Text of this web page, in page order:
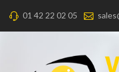
01 42 22 02 05